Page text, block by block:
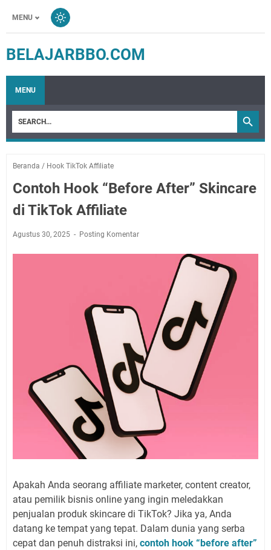
MENU
BELAJARBBO.COM
MENU
Beranda / Hook TikTok Affiliate
Contoh Hook “Before After” Skincare
di TikTok Affiliate
Agustus 30, 2025 Posting Komentar
Apakah Anda seorang affiliate marketer, content creator,
atau pemilik bisnis online yang ingin meledakkan
penjualan produk skincare di TikTok? Jika ya, Anda
datang ke tempat yang tepat. Dalam dunia yang serba
cepat dan penuh distraksi ini, contoh hook “before after”